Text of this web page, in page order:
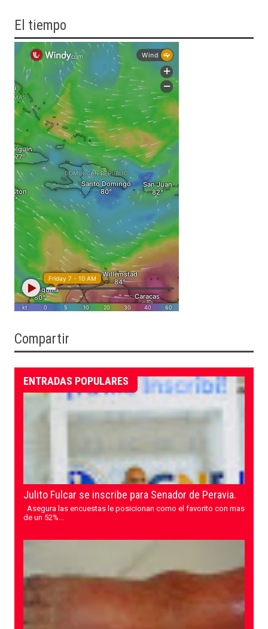
El tiempo
Compartir
ENTRADAS POPULARES
Julito Fulcar se inscribe para Senador de Peravia.
Asegura las encuestas le posicionan como el favorito con mas
de un 52%...